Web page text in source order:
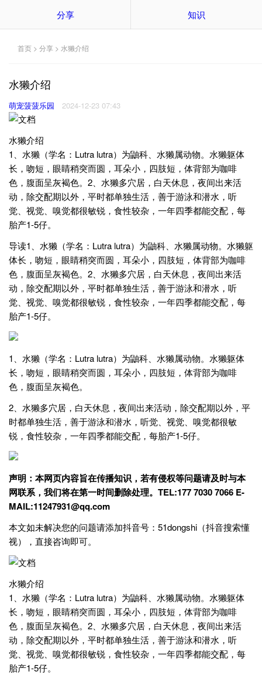
分享 知识
首页 > 分享 > 水獭介绍
水獭介绍
萌宠菠菠乐园 2024-12-23 07:43
水獭介绍
1、水獭（学名：Lutra lutra）为鼬科、水獭属动物。水獭躯体
长，吻短，眼睛稍突而圆，耳朵小，四肢短，体背部为咖啡
色，腹面呈灰褐色。2、水獭多穴居，白天休息，夜间出来活
动，除交配期以外，平时都单独生活，善于游泳和潜水，听
觉、视觉、嗅觉都很敏锐，食性较杂，一年四季都能交配，每
胎产1-5仔。
导读1、水獭（学名：Lutra lutra）为鼬科、水獭属动物。水獭躯
体长，吻短，眼睛稍突而圆，耳朵小，四肢短，体背部为咖啡
色，腹面呈灰褐色。2、水獭多穴居，白天休息，夜间出来活
动，除交配期以外，平时都单独生活，善于游泳和潜水，听
觉、视觉、嗅觉都很敏锐，食性较杂，一年四季都能交配，每
胎产1-5仔。
1、水獭（学名：Lutra lutra）为鼬科、水獭属动物。水獭躯体
长，吻短，眼睛稍突而圆，耳朵小，四肢短，体背部为咖啡
色，腹面呈灰褐色。
2、水獭多穴居，白天休息，夜间出来活动，除交配期以外，平
时都单独生活，善于游泳和潜水，听觉、视觉、嗅觉都很敏
锐，食性较杂，一年四季都能交配，每胎产1-5仔。
声明：本网页内容旨在传播知识，若有侵权等问题请及时与本
网联系，我们将在第一时间删除处理。TEL:177 7030 7066 E-
MAIL:11247931@qq.com
本文如未解决您的问题请添加抖音号：51dongshi（抖音搜索懂
视），直接咨询即可。
水獭介绍
1、水獭（学名：Lutra lutra）为鼬科、水獭属动物。水獭躯体
长，吻短，眼睛稍突而圆，耳朵小，四肢短，体背部为咖啡
色，腹面呈灰褐色。2、水獭多穴居，白天休息，夜间出来活
动，除交配期以外，平时都单独生活，善于游泳和潜水，听
觉、视觉、嗅觉都很敏锐，食性较杂，一年四季都能交配，每
胎产1-5仔。